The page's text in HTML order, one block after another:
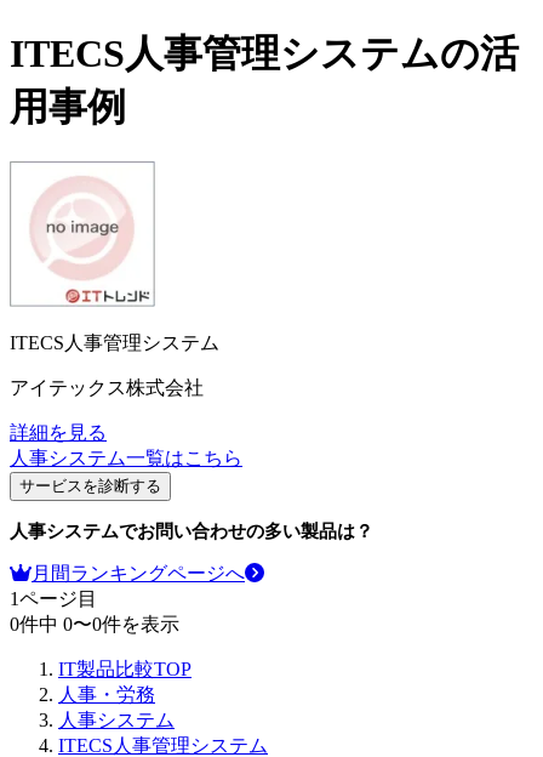
ITECS人事管理システムの活
用事例
ITECS人事管理システム
アイテックス株式会社
詳細を見る
人事システム一覧はこちら
サービスを診断する
人事システムでお問い合わせの多い製品は？
月間ランキングページへ
1ページ目
0件中 0〜0件を表示
IT製品比較TOP
人事・労務
人事システム
ITECS人事管理システム